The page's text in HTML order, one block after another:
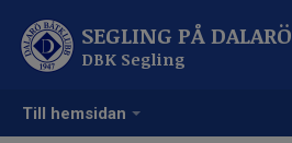
Till hemsidan
SEGLING PÅ DALARÖ
DBK Segling